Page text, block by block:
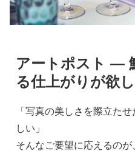
アートポスト —
る仕上がりが欲
「写真の美しさを際立た
しい」
そんなご要望に応えるのが